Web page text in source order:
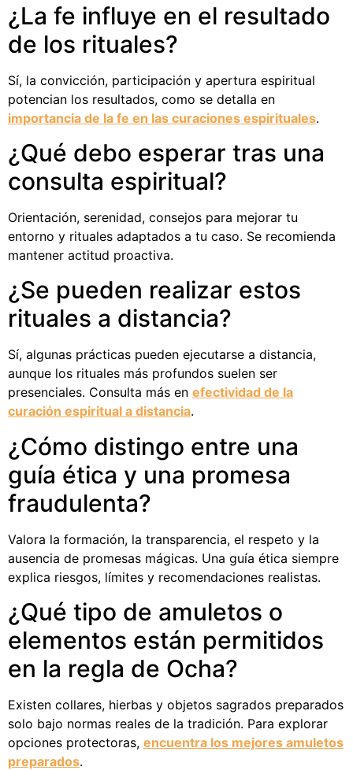
¿La fe influye en el resultado
de los rituales?
Sí, la convicción, participación y apertura espiritual
potencian los resultados, como se detalla en
importancia de la fe en las curaciones espirituales.
¿Qué debo esperar tras una
consulta espiritual?
Orientación, serenidad, consejos para mejorar tu
entorno y rituales adaptados a tu caso. Se recomienda
mantener actitud proactiva.
¿Se pueden realizar estos
rituales a distancia?
Sí, algunas prácticas pueden ejecutarse a distancia,
aunque los rituales más profundos suelen ser
presenciales. Consulta más en efectividad de la
curación espiritual a distancia.
¿Cómo distingo entre una
guía ética y una promesa
fraudulenta?
Valora la formación, la transparencia, el respeto y la
ausencia de promesas mágicas. Una guía ética siempre
explica riesgos, límites y recomendaciones realistas.
¿Qué tipo de amuletos o
elementos están permitidos
en la regla de Ocha?
Existen collares, hierbas y objetos sagrados preparados
solo bajo normas reales de la tradición. Para explorar
opciones protectoras, encuentra los mejores amuletos
preparados.